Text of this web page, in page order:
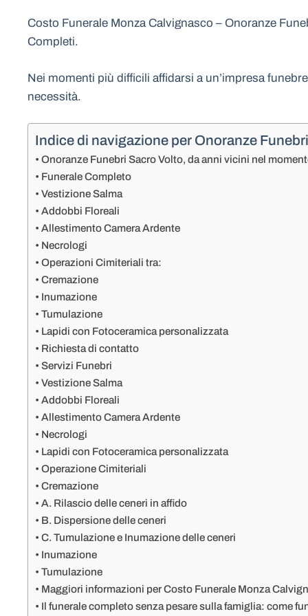
Costo Funerale Monza Calvignasco – Onoranze
Completi.
Nei momenti più difficili affidarsi a un’impresa
necessità.
Indice di navigazione per Onoranze
Onoranze Funebri Sacro Volto, da anni vicini nel
Funerale Completo
Vestizione Salma
Addobbi Floreali
Allestimento Camera Ardente
Necrologi
Operazioni Cimiteriali tra:
Cremazione
Inumazione
Tumulazione
Lapidi con Fotoceramica personalizzata
Richiesta di contatto
Servizi Funebri
Vestizione Salma
Addobbi Floreali
Allestimento Camera Ardente
Necrologi
Lapidi con Fotoceramica personalizzata
Operazione Cimiteriali
Cremazione
A. Rilascio delle ceneri in affido
B. Dispersione delle ceneri
C. Tumulazione e Inumazione delle ceneri
Inumazione
Tumulazione
Maggiori informazioni per Costo Funerale Monza
Il funerale completo senza pesare sulla famiglia: come